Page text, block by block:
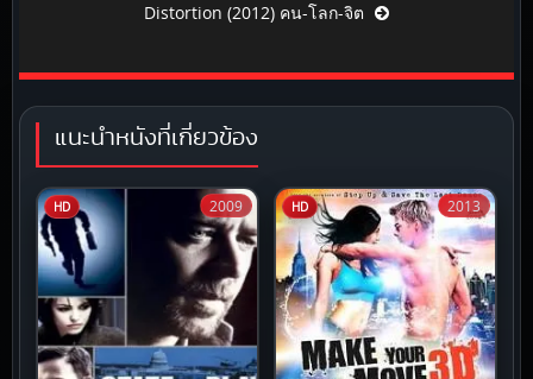
Distortion (2012) คน-โลก-จิต
แนะนำหนังที่เกี่ยวข้อง
HD 2009 HD 2013